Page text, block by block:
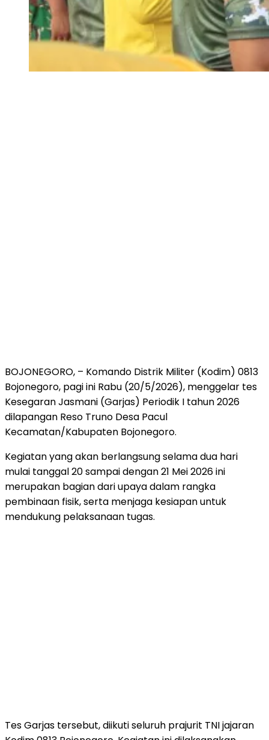
BOJONEGORO, – Komando Distrik Militer (Kodim) 0813
Bojonegoro, pagi ini Rabu (20/5/2026), menggelar tes
Kesegaran Jasmani (Garjas) Periodik I tahun 2026
dilapangan Reso Truno Desa Pacul
Kecamatan/Kabupaten Bojonegoro.
Kegiatan yang akan berlangsung selama dua hari
mulai tanggal 20 sampai dengan 21 Mei 2026 ini
merupakan bagian dari upaya dalam rangka
pembinaan fisik, serta menjaga kesiapan untuk
mendukung pelaksanaan tugas.
Tes Garjas tersebut, diikuti seluruh prajurit TNI jajaran